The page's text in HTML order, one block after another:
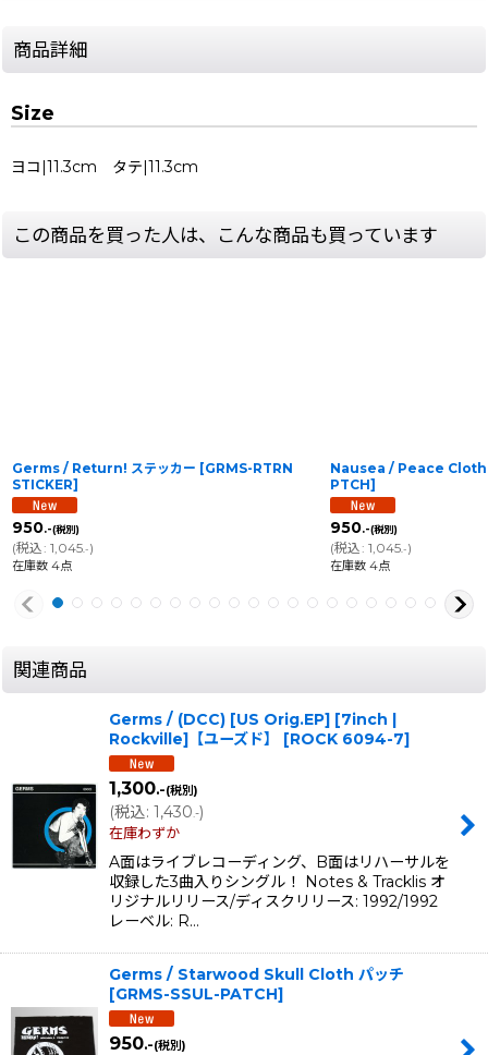
商品詳細
Size
ヨコ|11.3cm タテ|11.3cm
この商品を買った人は、こんな商品も買っています
Germs / Return! ステッカー [GRMS-RTRN
STICKER]
950.-(税別)
(税込: 1,045.-)
在庫数 4点
Nausea / Peace Cloth
PTCH]
950.-(税別)
(税込: 1,045.-)
在庫数 4点
関連商品
Germs / (DCC) [US Orig.EP] [7inch |
Rockville]【ユーズド】
[ROCK 6094-7]
1,300.-(税別)
(税込: 1,430.-)
在庫わずか
A面はライブレコーディング、B面はリハーサルを
収録した3曲入りシングル！ Notes & Tracklis オ
リジナルリリース/ディスクリリース: 1992/1992
レーベル: R…
Germs / Starwood Skull Cloth パッチ
[GRMS-SSUL-PATCH]
950.-(税別)